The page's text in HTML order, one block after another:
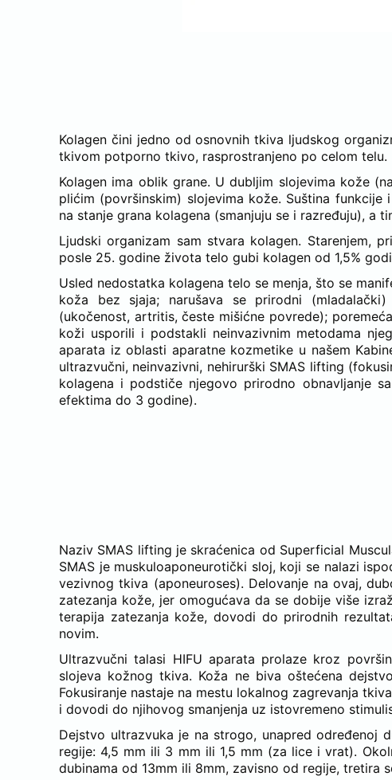
Kolagen čini jedno od osnovnih tkiva ljudskog
tkivom potporno tkivo, rasprostranjeno po celom telu.
Kolagen ima oblik grane. U dubljim slojevima kože
plićim (površinskim) slojevima kože. Suština
na stanje grana kolagena (smanjuju se i razređuju), a
Ljudski organizam sam stvara kolagen. Starenjem,
posle 25. godine života telo gubi kolagen od 1,5%
Usled nedostatka kolagena telo se menja, što se
koža bez sjaja; narušava se prirodni
(ukočenost, artritis, česte mišićne povrede);
koži usporili i podstakli neinvazivnim metodama
aparata iz oblasti aparatne kozmetike u našem
ultrazvučni, neinvazivni, nehirurški SMAS lifting
kolagena i podstiče njegovo prirodno obnavljanje
efektima do 3 godine).
Naziv SMAS lifting je skraćenica od Superficial
SMAS je muskuloaponeurotički sloj, koji se nalazi
vezivnog tkiva (aponeuroses). Delovanje na ovaj,
zatezanja kože, jer omogućava da se dobije više
terapija zatezanja kože, dovodi do prirodnih
novim.
Ultrazvučni talasi HIFU aparata prolaze kroz
slojeva kožnog tkiva. Koža ne biva oštećena
Fokusiranje nastaje na mestu lokalnog zagrevanja
i dovodi do njihovog smanjenja uz istovremeno
Dejstvo ultrazvuka je na strogo, unapred određenoj
regije: 4,5 mm ili 3 mm ili 1,5 mm (za lice i vrat).
dubinama od 13mm ili 8mm, zavisno od regije, tretira